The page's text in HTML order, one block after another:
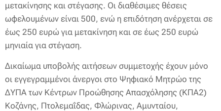
μετακίνησης και στέγασης. Οι διαθέσιμες θέσεις
ωφελουμένων είναι 500, ενώ η επιδότηση ανέρχεται σε
έως 250 ευρώ για μετακίνηση και σε έως 250 ευρώ
μηνιαία για στέγαση.
Δικαίωμα υποβολής αιτήσεων συμμετοχής έχουν μόνο
οι εγγεγραμμένοι άνεργοι στο Ψηφιακό Μητρώο της
ΔΥΠΑ των Κέντρων Προώθησης Απασχόλησης (ΚΠΑ2)
Κοζάνης, Πτολεμαΐδας, Φλώρινας, Αμυνταίου,